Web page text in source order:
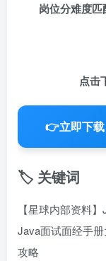
岗位分难度
点击
👉立即下
🏷️ 关键词
【星球内部资料
Java面试面经手册
攻略